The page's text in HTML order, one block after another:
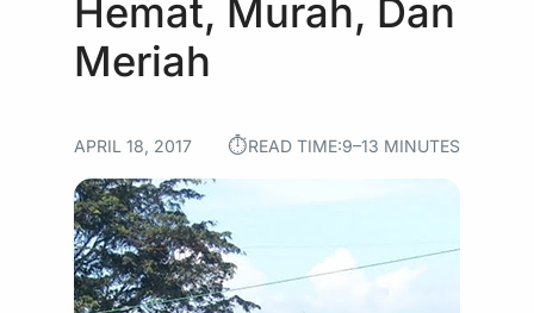
Hemat, Murah, Dan
Meriah
APRIL 18, 2017 ⏱︎READ TIME:9–13 MINUTES